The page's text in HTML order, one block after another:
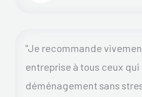
"Je recommande
entreprise à tous ceux
déménagement sans